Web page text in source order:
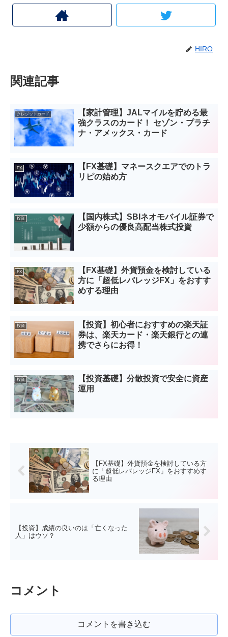
HIRO
関連記事
クレジットカード
【家計管理】JALマイルを貯める最
強クラスのカード！ セゾン・プラチ
ナ・アメックス・カード
FX
【FX基礎】マネースクエアでのトラ
リピの始め方
投資
【国内株式】SBIネオモバイル証券で
少額からの優良高配当株式投資
FX
【FX基礎】外貨預金を検討している
方に「超低レバレッジFX」をおすす
めする理由
投資
【投資】初心者におすすめの楽天証
券は、楽天カード・楽天銀行との連
携でさらにお得！
投資
【投資基礎】分散投資で安全に資産
運用
【FX基礎】外貨預金を検討している方
に「超低レバレッジFX」をおすすめす
る理由
【投資】成績の良いのは「亡くなった
人」はウソ？
コメント
コメントを書き込む